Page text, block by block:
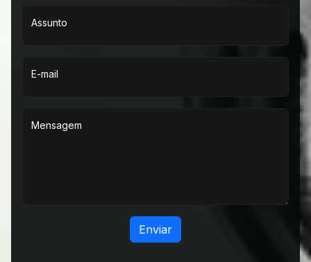
Assunto
E-mail
Mensagem
Enviar